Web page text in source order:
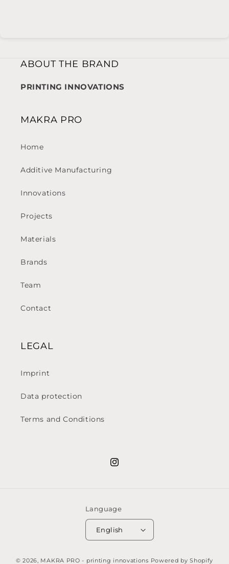
ABOUT THE BRAND
PRINTING INNOVATIONS
MAKRA PRO
Home
Additive Manufacturing
Innovations
Projects
Materials
Brands
Team
Contact
LEGAL
Imprint
Data protection
Terms and Conditions
Instagram
Language
English
© 2026, MAKRA PRO - printing innovations Powered by Shopify